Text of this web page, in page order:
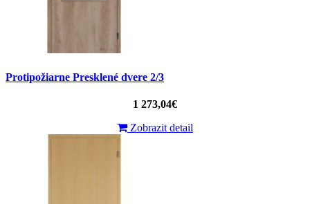
Protipožiarne Presklené dvere 2/3
1 273,04€
Zobrazit detail